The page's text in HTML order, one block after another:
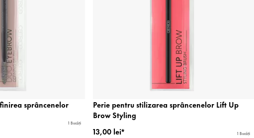
sprâncenelor
1 Bucăți
Perie pentru stilizarea sprâncenelor Lift Up
Brow Styling
13,00 lei*
1 Bucăți